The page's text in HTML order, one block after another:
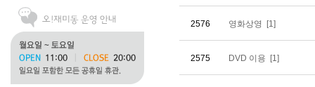
2576 영화상영 [1]
2575 DVD 이용 [1]